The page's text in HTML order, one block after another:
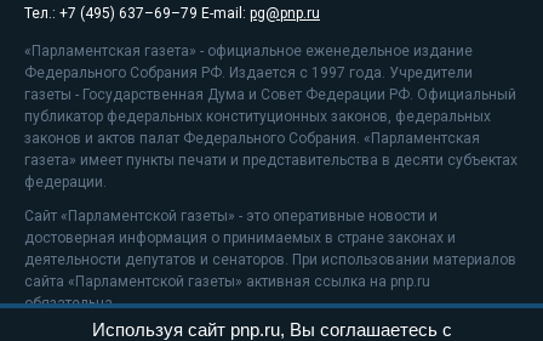
Тел.: +7 (495) 637–69–79 E-mail: pg@pnp.ru
«Парламентская газета» - официальное еженедельное издание
Федерального Собрания РФ. Издается с 1997 года. Учредители
газеты - Государственная Дума и Совет Федерации РФ. Официальный
публикатор федеральных конституционных законов, федеральных
законов и актов палат Федерального Собрания. «Парламентская
газета» имеет пункты печати и представительства в десяти субъектах
федерации.
Сайт «Парламентской газеты» - это оперативные новости и
достоверная информация о принимаемых в стране законах и
деятельности депутатов и сенаторов. При использовании материалов
сайта «Парламентской газеты» активная ссылка на pnp.ru
обязательна.
На информационном ресурсе применяютсярекомендательные
Используя сайт pnp.ru, Вы соглашаетесь с